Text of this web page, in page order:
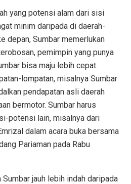
yang potensi alam dari sisi
minim daripada di daerah-
depan, Sumbar memerlukan
pemimpin yang punya
bisa maju lebih cepat.
lompatan, misalnya Sumbar
pendapatan asli daerah
bermotor. Sumbar harus
potensi lain, misalnya dari
dalam acara buka bersama
Pariaman pada Rabu
jauh lebih indah daripada